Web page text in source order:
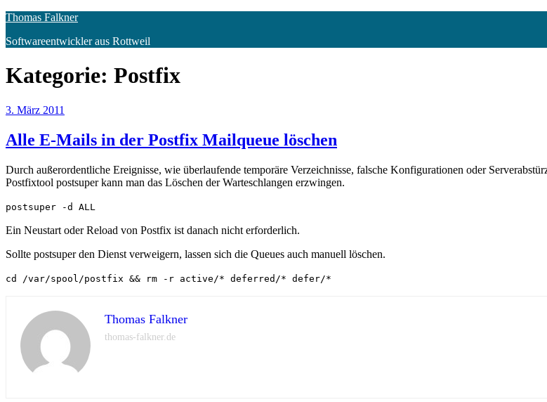
Zum
springen
Thomas Falkner
Softwareentwickler aus Rottweil
Kategorie: Postfix
Veröffentlicht
3. März 2011
Alle E-Mails in der Postfix Mailqueue löschen
Durch außerordentliche Ereignisse, wie überlaufende temporäre Verzeichnisse, falsche Konfigurationen oder
Postfixtool postsuper kann man das Löschen der Warteschlangen erzwingen.
postsuper -d ALL
Ein Neustart oder Reload von Postfix ist danach nicht erforderlich.
Sollte postsuper den Dienst verweigern, lassen sich die Queues auch manuell löschen.
cd /var/spool/postfix && rm -r active/* deferred/* defer/*
Thomas Falkner
thomas-falkner.de